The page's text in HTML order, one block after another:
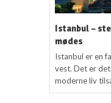
Istanbul –
mødes
Istanbul er en
vest. Det er
moderne liv